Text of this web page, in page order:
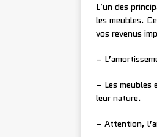
L’un des
les meubles.
vos revenus
–
– Les meubles
leur nature.
– Attention,